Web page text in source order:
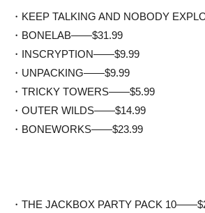
・KEEP TALKING AND NOBODY
・BONELAB——$31.99
・INSCRYPTION——$9.99
・UNPACKING——$9.99
・TRICKY TOWERS——$5.99
・OUTER WILDS——$14.99
・BONEWORKS——$23.99
・THE JACKBOX PARTY PACK